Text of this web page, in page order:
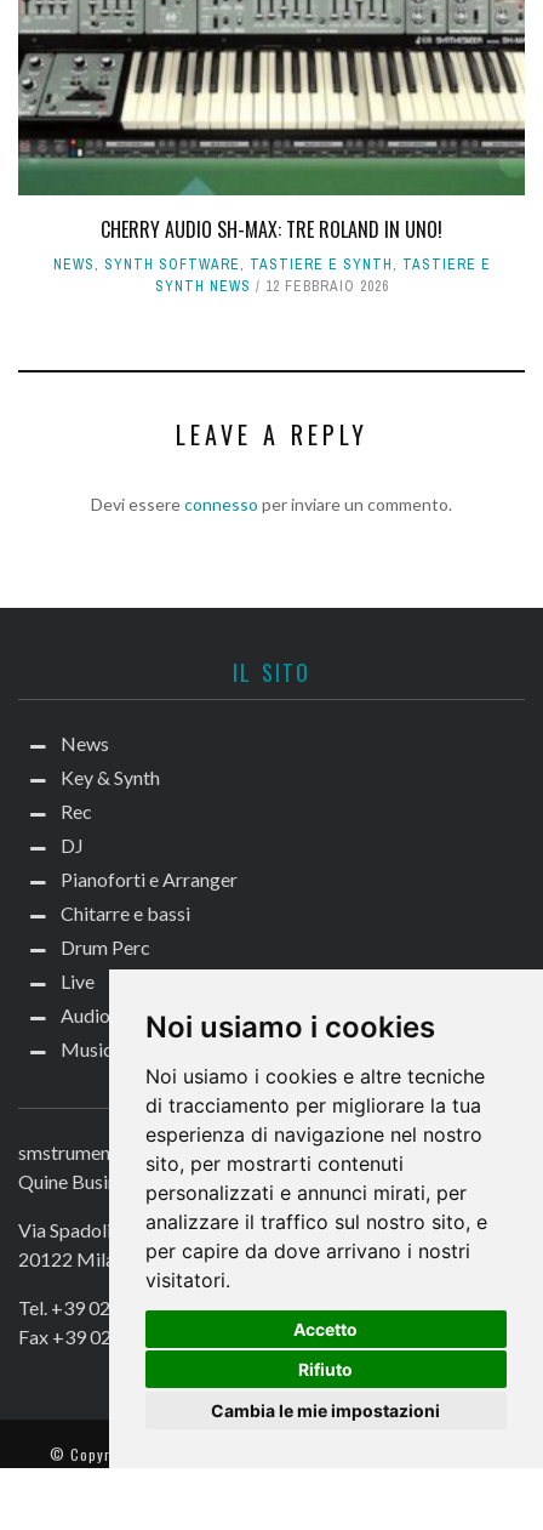
Noi usiamo i cookies
Noi usiamo i cookies e altre tecniche
di tracciamento per migliorare la tua
esperienza di navigazione nel nostro
sito, per mostrarti contenuti
personalizzati e annunci mirati, per
analizzare il traffico sul nostro sito, e
per capire da dove arrivano i nostri
visitatori.
Accetto
Rifiuto
Cambia le mie impostazioni
CHERRY AUDIO SH-MAX: TRE ROLAND IN UNO!
NEWS, SYNTH SOFTWARE, TASTIERE E SYNTH, TASTIERE E
SYNTH NEWS
12 FEBBRAIO 2026
LEAVE A REPLY
Devi essereconnesso per inviare un commento.
IL SITO
News
Key & Synth
Rec
DJ
Pianoforti e Arranger
Chitarre e bassi
Drum Perc
Live
Audio per video
Music Life
CONTATTACI
smstrumentimusicali.it
Quine Business Publisher
Via Spadolini 7
20122 Milano
Tel. +39 02 49756990
Fax +39 02 72016740
© Copyright 2018. All Rights Reserved -